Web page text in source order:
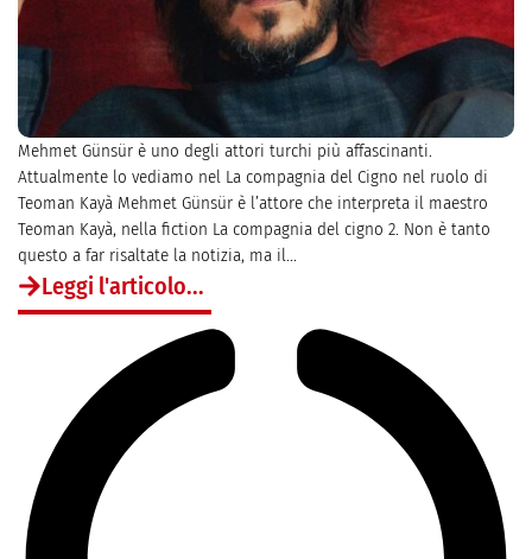
Mehmet Günsür è uno degli attori turchi più affascinanti.
Attualmente lo vediamo nel La compagnia del Cigno nel ruolo di
Teoman Kayà Mehmet Günsür è l’attore che interpreta il maestro
Teoman Kayà, nella fiction La compagnia del cigno 2. Non è tanto
questo a far risaltate la notizia, ma il...
Leggi l'articolo...